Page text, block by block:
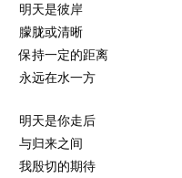
明天是彼岸
朦胧或清晰
保持一定的距离
永远在水一方
明天是你走后
与归来之间
我殷切的期待